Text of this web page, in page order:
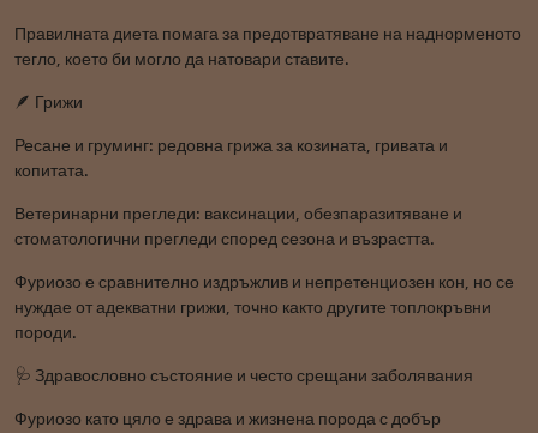
Правилната диета помага за предотвратяване на наднорменото
тегло, което би могло да натовари ставите.
🪶 Грижи
Ресане и груминг: редовна грижа за козината, гривата и
копитата.
Ветеринарни прегледи: ваксинации, обезпаразитяване и
стоматологични прегледи според сезона и възрастта.
Фуриозо е сравнително издръжлив и непретенциозен кон, но се
нуждае от адекватни грижи, точно както другите топлокръвни
породи.
🩺 Здравословно състояние и често срещани заболявания
Фуриозо като цяло е здрава и жизнена порода с добър